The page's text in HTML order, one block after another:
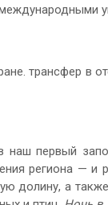
трансфер в
наш первый
региона — и
долину, а